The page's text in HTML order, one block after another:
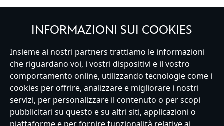
Italy
Servizio Clienti Termini d'Uso Trova Negozio
Mappa del Sito
Normativa Europea sul trattamento dei dati personali
Informativa sulla privacy
Politica dei Cookie
INFORMAZIONI SUI COOKIES
Insieme ai nostri partners trattiamo le informazioni
che riguardano voi, i vostri dispositivi e il vostro
comportamento online, utilizzando tecnologie come i
cookies per offrire, analizzare e migliorare i nostri
servizi, per personalizzare il contenuto o per scopi
pubblicitari su questo e su altri siti, applicazioni o